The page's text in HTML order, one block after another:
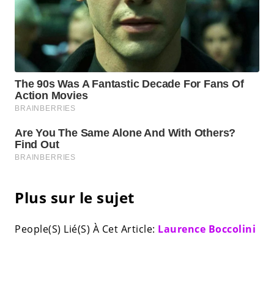
Plus sur le sujet
People(S) Lié(S) À Cet Article: Laurence Boccolini